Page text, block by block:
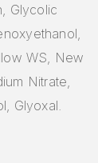
Glycolic
WS, New
Nitrate,
Glyoxal.